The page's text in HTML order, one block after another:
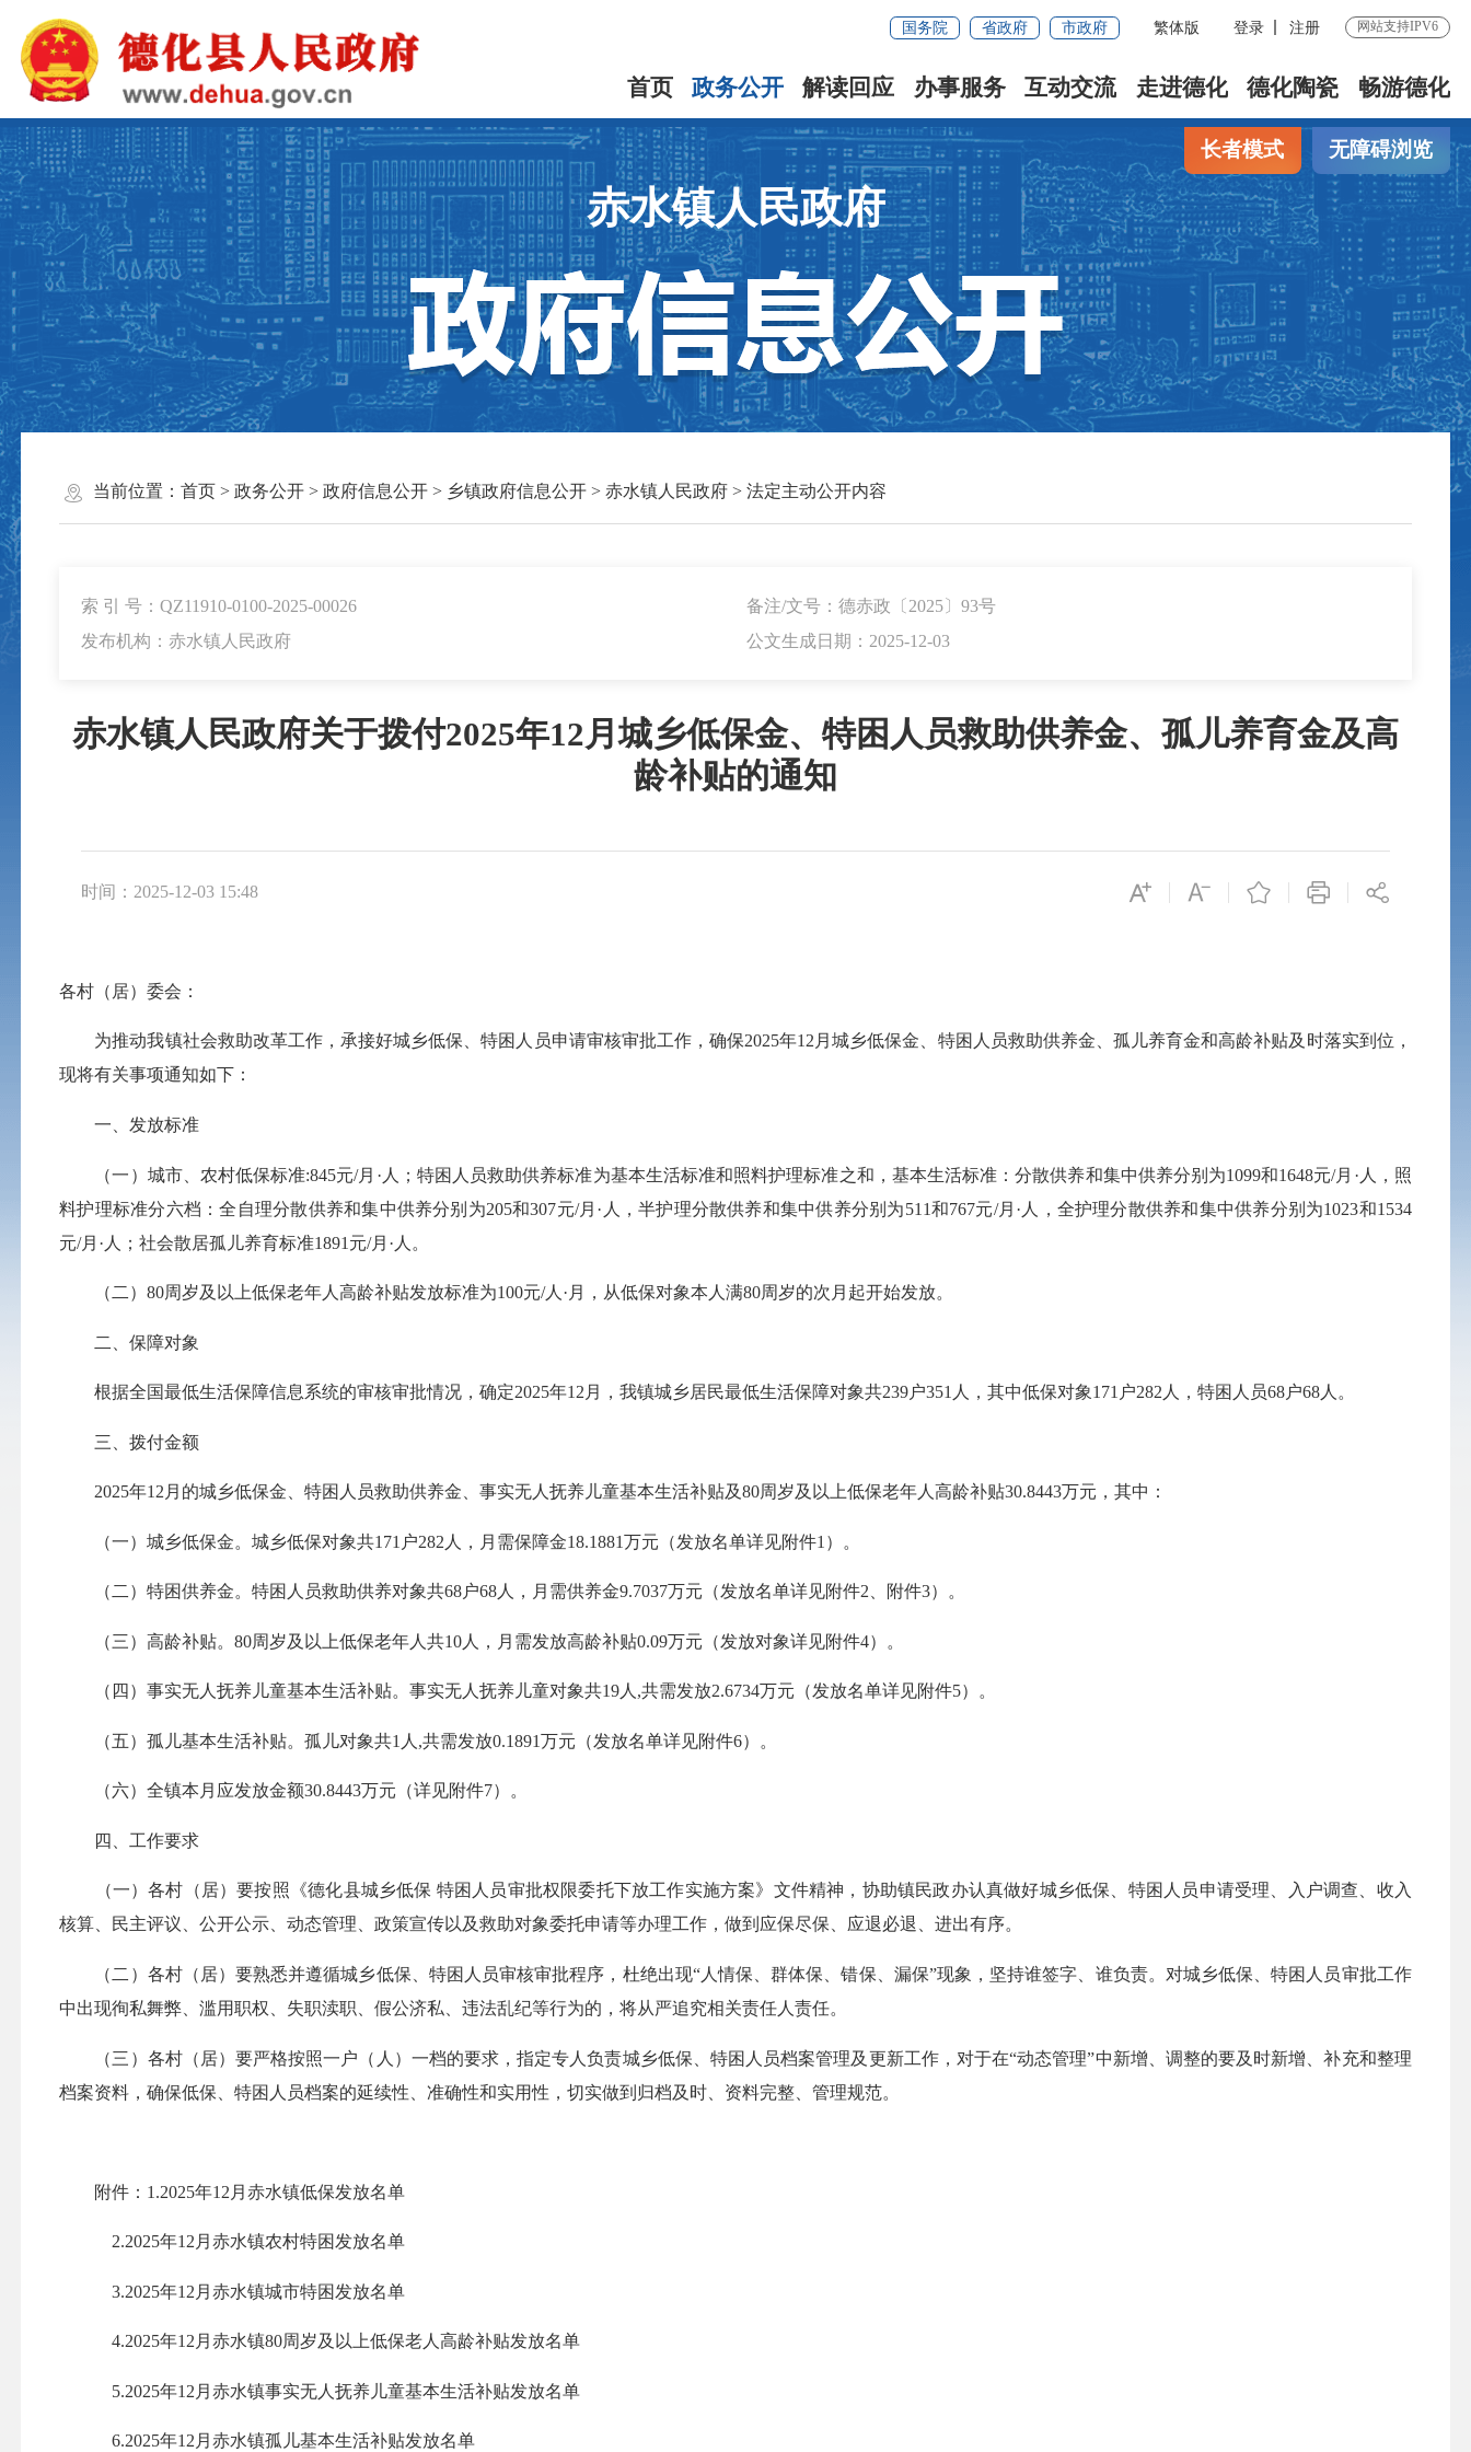
国务院 省政府 市政府 繁体版 登录 注册 网站支持IPV6
首页 政务公开 解读回应 办事服务 互动交流 走进德化 德化陶瓷 畅游德化
长者模式 无障碍浏览
赤水镇人民政府
当前位置： 首页> 政务公开> 政府信息公开> 乡镇政府信息公开> 赤水镇人民政府> 法定主动公开内容
索 引 号：QZ11910-0100-2025-00026
备注/文号：德赤政〔2025〕93号
发布机构：赤水镇人民政府
公文生成日期：2025-12-03
赤水镇人民政府关于拨付2025年12月城乡低保金、特困人员救助供养金、孤儿养育金及高
龄补贴的通知
时间：2025-12-03 15:48
各村（居）委会：
为推动我镇社会救助改革工作，承接好城乡低保、特困人员申请审核审批工作，确保2025年12月城乡低保金、特困人员救助供养金、孤儿养育金和高龄补贴及时落实到位，
现将有关事项通知如下：
一、发放标准
（一）城市、农村低保标准:845元/月 · 人；特困人员救助供养标准为基本生活标准和照料护理标准之和，基本生活标准：分散供养和集中供养分别为1099和1648元/月 · 人，照
料护理标准分六档：全自理分散供养和集中供养分别为205和307元/月 · 人，半护理分散供养和集中供养分别为511和767元/月 · 人，全护理分散供养和集中供养分别为1023和1534
元/月 · 人；社会散居孤儿养育标准1891元/月 · 人。
（二）80周岁及以上低保老年人高龄补贴发放标准为100元/人 · 月，从低保对象本人满80周岁的次月起开始发放。
二、保障对象
根据全国最低生活保障信息系统的审核审批情况，确定2025年12月，我镇城乡居民最低生活保障对象共239户351人，其中低保对象171户282人，特困人员68户68人。
三、拨付金额
2025年12月的城乡低保金、特困人员救助供养金、事实无人抚养儿童基本生活补贴及80周岁及以上低保老年人高龄补贴30.8443万元，其中：
（一）城乡低保金。城乡低保对象共171户282人，月需保障金18.1881万元（发放名单详见附件1）。
（二）特困供养金。特困人员救助供养对象共68户68人，月需供养金9.7037万元（发放名单详见附件2、附件3）。
（三）高龄补贴。80周岁及以上低保老年人共10人，月需发放高龄补贴0.09万元（发放对象详见附件4）。
（四）事实无人抚养儿童基本生活补贴。事实无人抚养儿童对象共19人 ,共需发放2.6734万元（发放名单详见附件5）。
（五）孤儿基本生活补贴。孤儿对象共1人 ,共需发放0.1891万元（发放名单详见附件6）。
（六）全镇本月应发放金额30.8443万元（详见附件7）。
四、工作要求
（一）各村（居）要按照《德化县城乡低保 特困人员审批权限委托下放工作实施方案》文件精神，协助镇民政办认真做好城乡低保、特困人员申请受理、入户调查、收入
核算、民主评议、公开公示、动态管理、政策宣传以及救助对象委托申请等办理工作，做到应保尽保、应退必退、进出有序。
（二）各村（居）要熟悉并遵循城乡低保、特困人员审核审批程序，杜绝出现“人情保、群体保、错保、漏保”现象，坚持谁签字、谁负责。对城乡低保、特困人员审批工作
中出现徇私舞弊、滥用职权、失职渎职、假公济私、违法乱纪等行为的，将从严追究相关责任人责任。
（三）各村（居）要严格按照一户（人）一档的要求，指定专人负责城乡低保、特困人员档案管理及更新工作，对于在“动态管理”中新增、调整的要及时新增、补充和整理
档案资料，确保低保、特困人员档案的延续性、准确性和实用性，切实做到归档及时、资料完整、管理规范。
附件：1.2025年12月赤水镇低保发放名单
2.2025年12月赤水镇农村特困发放名单
3.2025年12月赤水镇城市特困发放名单
4.2025年12月赤水镇80周岁及以上低保老人高龄补贴发放名单
5.2025年12月赤水镇事实无人抚养儿童基本生活补贴发放名单
6.2025年12月赤水镇孤儿基本生活补贴发放名单